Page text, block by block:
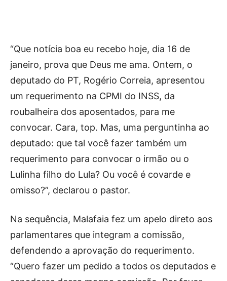
“Que notícia boa eu recebo hoje, dia 16 de
janeiro, prova que Deus me ama. Ontem, o
deputado do PT, Rogério Correia, apresentou
um requerimento na CPMI do INSS, da
roubalheira dos aposentados, para me
convocar. Cara, top. Mas, uma perguntinha ao
deputado: que tal você fazer também um
requerimento para convocar o irmão ou o
Lulinha filho do Lula? Ou você é covarde e
omisso?”, declarou o pastor.
Na sequência, Malafaia fez um apelo direto aos
parlamentares que integram a comissão,
defendendo a aprovação do requerimento.
“Quero fazer um pedido a todos os deputados e